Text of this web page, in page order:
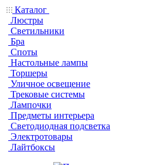
Каталог
Люстры
Светильники
Бра
Споты
Настольные лампы
Торшеры
Уличное освещение
Трековые системы
Лампочки
Предметы интерьера
Светодиодная подсветка
Электротовары
Лайтбоксы